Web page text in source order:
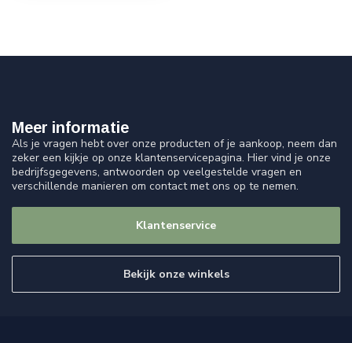
Meer informatie
Als je vragen hebt over onze producten of je aankoop, neem dan
zeker een kijkje op onze klantenservicepagina. Hier vind je onze
bedrijfsgegevens, antwoorden op veelgestelde vragen en
verschillende manieren om contact met ons op te nemen.
Klantenservice
Bekijk onze winkels